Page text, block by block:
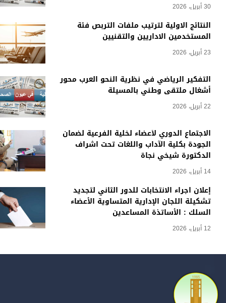
30 أبريل، 2026
النتائج الاولية لترتيب ملفات التربص فئة
المستخدمين الاداريين والتقنيين
23 أبريل، 2026
التفكير الرياضي في نظرية النحو العرب محور
أشغال ملتقى وطني بالمسيلة
22 أبريل، 2026
الاجتماع الدوري لأعضاء لخلية الفرعية لضمان
الجودة بكلية الآداب واللغات تحت اشراف
الدكتورة شيخي نجاة
14 أبريل، 2026
إعلان اجراء الانتخابات للدور الثاني لتجديد
تشكيلة اللجان الإدارية المتساوية الأعضاء
السلك : الأساتذة المساعدين
12 أبريل، 2026